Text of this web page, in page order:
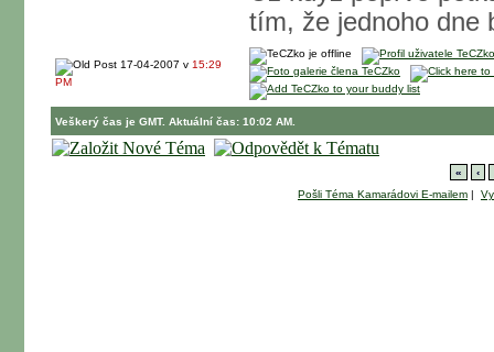
tím, že jednoho dne
17-04-2007 v 15:29
PM
Veškerý čas je GMT. Aktuální čas: 10:02 AM.
« ‹
Pošli Téma Kamarádovi E-mailem |